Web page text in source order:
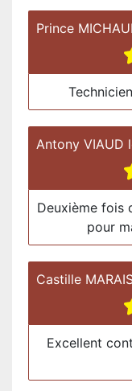
Prince
Antony VIAUD
Deuxième fois
pour
Castille
Excellent